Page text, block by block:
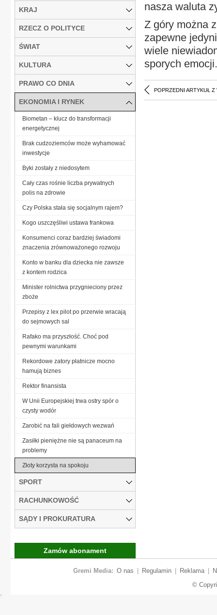
nasza waluta
Z góry można
zapewne
wiele
sporych emocji.
POPRZEDNI ARTYKUŁ Z
KRAJ
RZECZ O POLITYCE
ŚWIAT
KULTURA
PRAWO CO DNIA
EKONOMIA I RYNEK
Biometan – klucz do transformacji
energetycznej
Brak cudzoziemców może wyhamować
inwestycje
Byki zostały z niedosytem
Cały czas rośnie liczba prywatnych
polis na zdrowie
Czy Polska stała się socjalnym rajem?
Kogo uszczęśliwi ustawa frankowa
Konsumenci coraz bardziej świadomi
znaczenia zrównoważonego rozwoju
Konto w banku dla dziecka nie zawsze
z kontem rodzica
Minister rolnictwa przygnieciony przez
zboże
Przepisy z lex pilot po przerwie wracają
do sejmowych sal
Rafako ma przyszłość. Choć pod
pewnymi warunkami
Rekordowe zatory płatnicze mocno
hamują biznes
Rektor finansista
W Unii Europejskiej trwa ostry spór o
czysty wodór
Zarobić na fali giełdowych wezwań
Zasiłki pieniężne nie są panaceum na
problemy
Złoty korzysta na spokoju
SPORT
RACHUNKOWOŚĆ
SĄDY I PROKURATURA
Zamów abonament
Gremi Media: O nas Regulamin Reklama
©